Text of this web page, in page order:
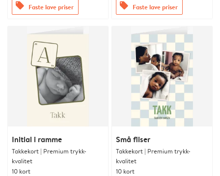
offers Faste lave priser offers Faste lave priser
Initial i ramme
Takkekort | Premium trykk-
kvalitet
10 kort
Små fliser
Takkekort | Premium trykk-
kvalitet
10 kort